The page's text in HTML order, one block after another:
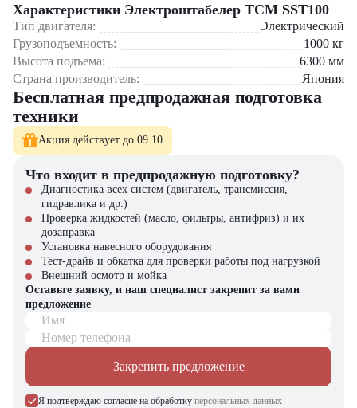
Улучшенная маневренность
радиус разворота всего 1.1
Простое обслуживание
легкий доступ к ключевым
узлам и агрегатам
Где применяется TCM SST100?
Фармацевтические склады и чистые помещения
Библиотеки и архивы
Торговые центры и выставочные залы
Офисные и административные склады
Производственные предприятия с особыми требованиями к
Почему стоит выбрать TCM SST100?
качественные комплектующие обеспечивают долгий срок
службы
Экономия энергии – инновационный электропривод снижает
затраты на электроэнергию до 25%
Удобство оператора – эргономичная панель управления и
регулируемая рукоятка
Низкие расходы – доступное обслуживание и ремонт благодаря
распространенности модели
Компания "ЦТО" – официальный дилер техники TCM,
предлагающий новые модели складского оборудования с гарантией.
У нас вы найдете: широкий выбор спецтехники, вилочных
погрузчиков, малой складской техники, навесного оборудования,
запчасти для долгосрочной эксплуатации, профессиональные
консультации по выбору техники.
Характеристики Электроштабелер TCM SST100
Тип двигателя:
Электрический
Грузоподъемность:
1000 кг
Высота подъема:
6300 мм
Страна производитель:
Япония
Бесплатная предпродажная подготовка
техники
Акция действует до 09.10
Что входит в предпродажную подготовку?
Диагностика всех систем (двигатель, трансмиссия,
гидравлика и др.)
Проверка жидкостей (масло, фильтры, антифриз) и их
дозаправка
Установка навесного оборудования
Тест-драйв и обкатка для проверки работы под нагрузкой
Внешний осмотр и мойка
Оставьте заявку, и наш специалист закрепит за вами
предложение
Имя
Номер телефона
Закрепить предложение
Я подтверждаю согласие на обработку персональных данных